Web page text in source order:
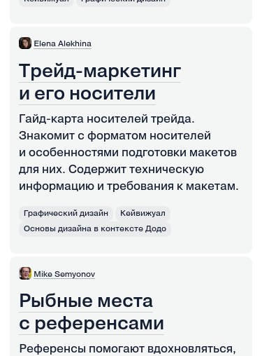
Elena Alekhina
Трейд-маркетинг
и его носители
Гайд-карта носителей трейда.
Знакомит с форматом носителей
и особенностями подготовки макетов
для них. Содержит техническую
информацию и требования к макетам.
Графический дизайн
Кейвижуал
Основы дизайна в контексте Додо
Mike Semyonov
Рыбные места
с референсами
Референсы помогают вдохновляться,